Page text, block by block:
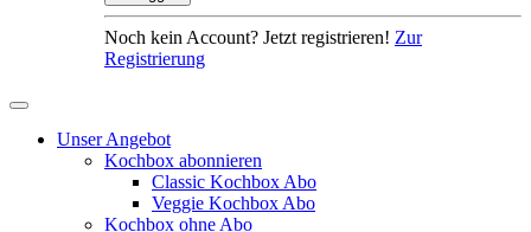
Noch kein Account? Jetzt registrieren! Zur
Registrierung
Unser Angebot
Kochbox abonnieren
Classic Kochbox Abo
Veggie Kochbox Abo
Kochbox ohne Abo